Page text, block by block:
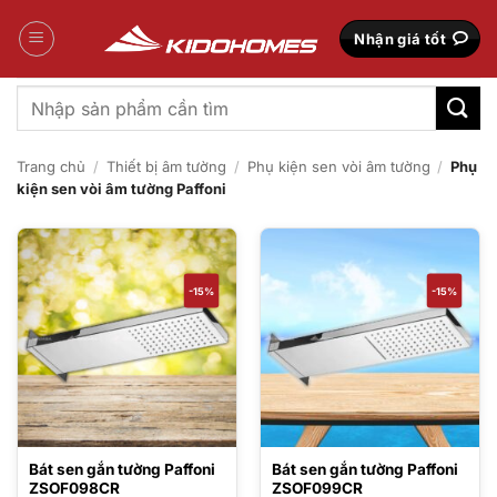
qua
Nhận giá tốt
Tìm
kiếm:
Trang chủ / Thiết bị âm tường / Phụ kiện sen vòi âm tường / Phụ
kiện sen vòi âm tường Paffoni
-15%
Bát sen gắn tường Paffoni
ZSOF098CR
-15%
Bát sen gắn tường Paffoni
ZSOF099CR